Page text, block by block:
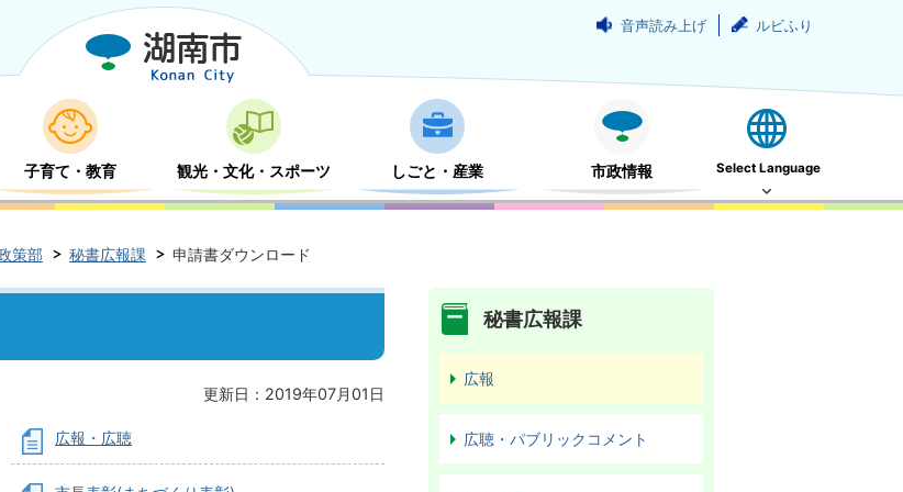
音声読み上げ ルビふり
子育て・教育 観光・文化・スポーツ しごと・産業 市政情報 Select Language
策部 秘書広報課 申請書ダウンロード
更新日：2019年07月01日
広報・広聴
秘書広報課
広報
広聴・パブリックコメント